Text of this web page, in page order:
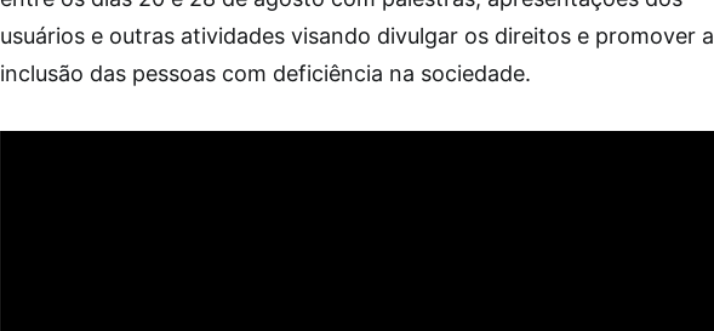
usuários e outras atividades visando divulgar os direitos e promover a
inclusão das pessoas com deficiência na sociedade.